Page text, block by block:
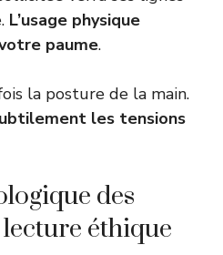
L’usage physique
paume.
la posture de la main.
les tensions
des
éthique